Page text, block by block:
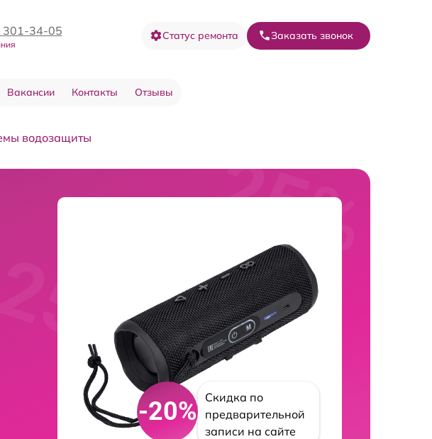
301-34-05 Статус ремонта Заказать звонок
Вакансии Контакты Отзывы
водозащиты
-20%
Скидка по
предварительной
записи на сайте